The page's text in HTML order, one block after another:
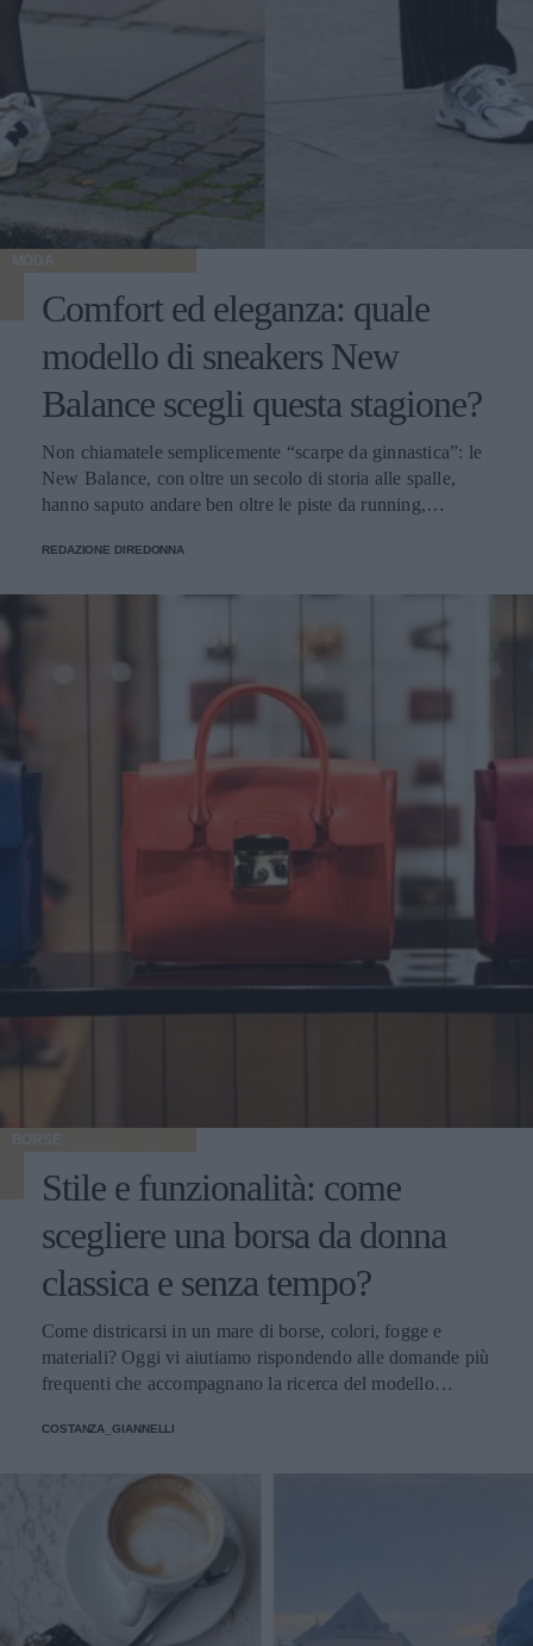
MODA
Comfort ed eleganza: quale
modello di sneakers New
Balance scegli questa stagione?
Non chiamatele semplicemente “scarpe da ginnastica”: le
New Balance, con oltre un secolo di storia alle spalle,
hanno saputo andare ben oltre le piste da running,
REDAZIONE DIREDONNA
BORSE
Stile e funzionalità: come
scegliere una borsa da donna
classica e senza tempo?
Come districarsi in un mare di borse, colori, fogge e
materiali? Oggi vi aiutiamo rispondendo alle domande più
frequenti che accompagnano la ricerca del modello
COSTANZA_GIANNELLI